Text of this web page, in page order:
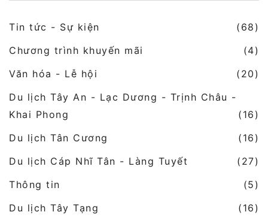
Tin tức - Sự kiện
(68)
Chương trình khuyến mãi
(4)
Văn hóa - Lễ hội
(20)
Du lịch Tây An - Lạc Dương - Trịnh Châu -
Khai Phong
(16)
Du lịch Tân Cương
(16)
Du lịch Cáp Nhĩ Tân - Làng Tuyết
(27)
Thông tin
(5)
Du lịch Tây Tạng
(16)